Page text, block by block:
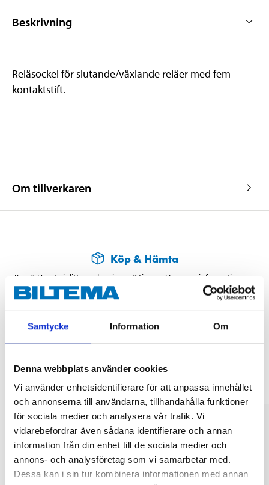
Samtycke Information Om
Denna webbplats använder cookies
Vi använder enhetsidentifierare för att anpassa innehållet
och annonserna till användarna, tillhandahålla funktioner
för sociala medier och analysera vår trafik. Vi
vidarebefordrar även sådana identifierare och annan
information från din enhet till de sociala medier och
annons- och analysföretag som vi samarbetar med.
Dessa kan i sin tur kombinera informationen med annan
Beskrivning
Reläsockel för slutande/växlande reläer med fem
kontaktstift.
Om tillverkaren
Köp & Hämta
Köp & Hämta i ditt varuhus inom 2 timmar! För mer information om
tjänsten och våra villkor.